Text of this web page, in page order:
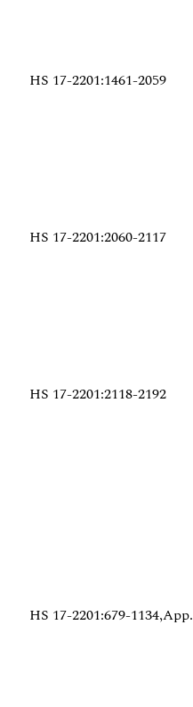
HS 17-2201:1461-2059
HS 17-2201:2060-2117
HS 17-2201:2118-2192
HS 17-2201:679-1134,App.